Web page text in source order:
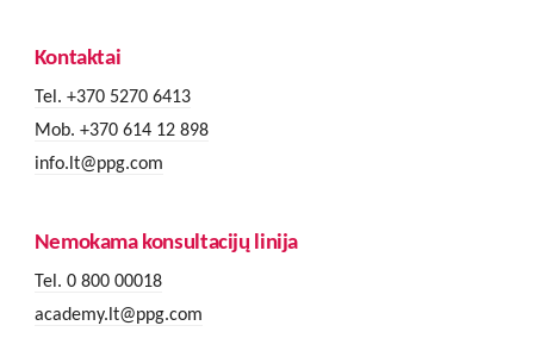
Kontaktai
Tel. +370 5270 6413
Mob. +370 614 12 898
info.lt@ppg.com
Nemokama konsultacijų linija
Tel. 0 800 00018
academy.lt@ppg.com